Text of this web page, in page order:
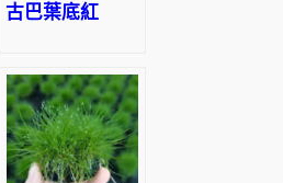
古巴葉底紅